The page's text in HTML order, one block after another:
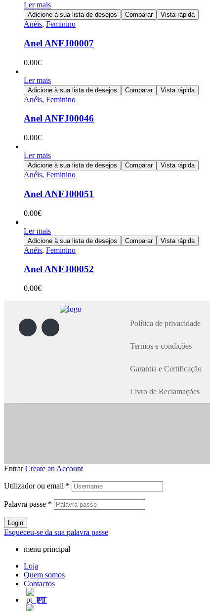
Ler mais
Adicione à sua lista de desejos Comparar Vista rápida
Anéis, Feminino
Anel ANFJ00007
0.00€
Ler mais
Adicione à sua lista de desejos Comparar Vista rápida
Anéis, Feminino
Anel ANFJ00046
0.00€
Ler mais
Adicione à sua lista de desejos Comparar Vista rápida
Anéis, Feminino
Anel ANFJ00051
0.00€
Ler mais
Adicione à sua lista de desejos Comparar Vista rápida
Anéis, Feminino
Anel ANFJ00052
0.00€
Política de privacidade
Termos e condições
Garantia e Certificação
Livro de Reclamações
Entrar Create an Account
Utilizador ou email *
Palavra passe *
Login
Esqueceu-se da sua palavra passe
menu principal
Loja
Quem somos
Contactos
PT